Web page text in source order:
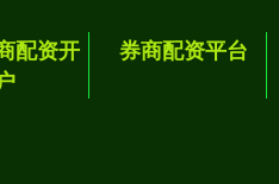
配资开
券商配资平台